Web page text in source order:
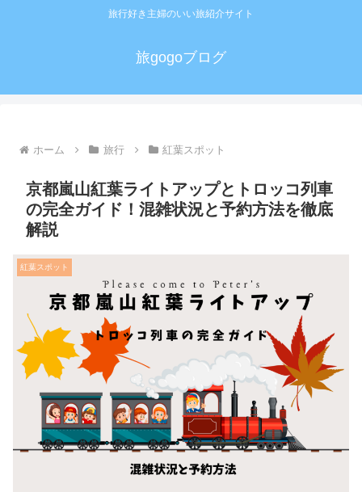
旅行好き主婦のいい旅紹介サイト
旅gogoブログ
ホーム 旅行 紅葉スポット
京都嵐山紅葉ライトアップとトロッコ列車
の完全ガイド！混雑状況と予約方法を徹底
解説
紅葉スポット